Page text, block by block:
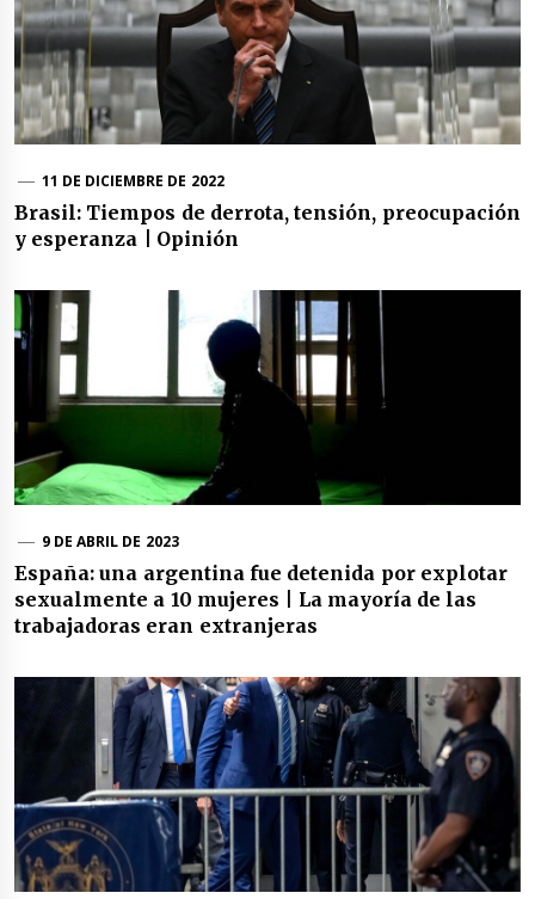
11 DE DICIEMBRE DE 2022
Brasil: Tiempos de derrota, tensión, preocupación
y esperanza | Opinión
9 DE ABRIL DE 2023
España: una argentina fue detenida por explotar
sexualmente a 10 mujeres | La mayoría de las
trabajadoras eran extranjeras